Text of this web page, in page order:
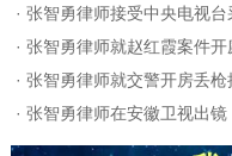
· 张智勇律师接受中央电视台
· 张智勇律师就赵红霞案件
· 张智勇律师就交警开房丢
· 张智勇律师在安徽卫视出镜